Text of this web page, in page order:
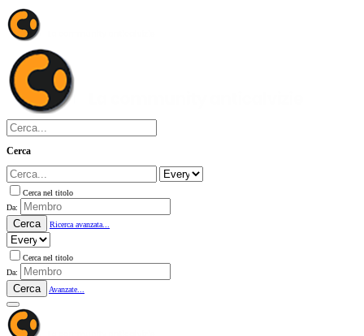
Cerca
Cerca nel titolo
Da:
Cerca Ricerca avanzata...
Cerca nel titolo
Da:
Cerca Avanzate...